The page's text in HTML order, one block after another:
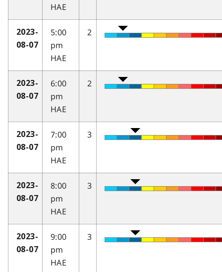
HAE
2023-
08-07
5:00
pm
HAE
2
2023-
08-07
6:00
pm
HAE
2
2023-
08-07
7:00
pm
HAE
3
2023-
08-07
8:00
pm
HAE
3
2023-
08-07
9:00
pm
HAE
3